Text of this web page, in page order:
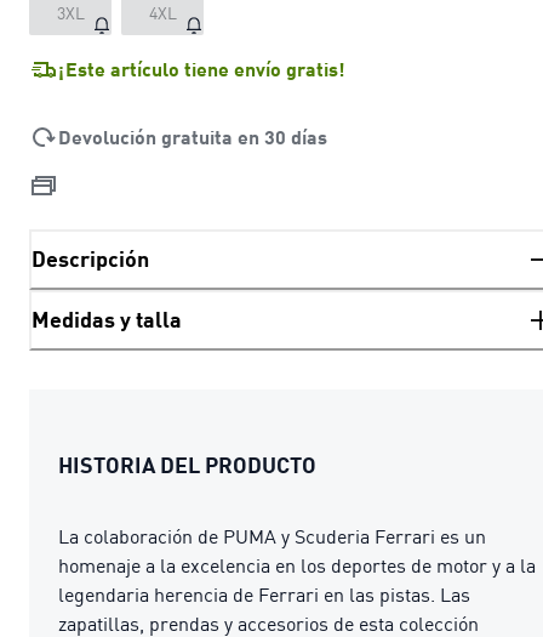
3XL 4XL
¡Este artículo tiene envío gratis!
Devolución gratuita en 30 días
Descripción
Medidas y talla
HISTORIA DEL PRODUCTO
La colaboración de PUMA y Scuderia Ferrari es un
homenaje a la excelencia en los deportes de motor y a la
legendaria herencia de Ferrari en las pistas. Las
zapatillas, prendas y accesorios de esta colección